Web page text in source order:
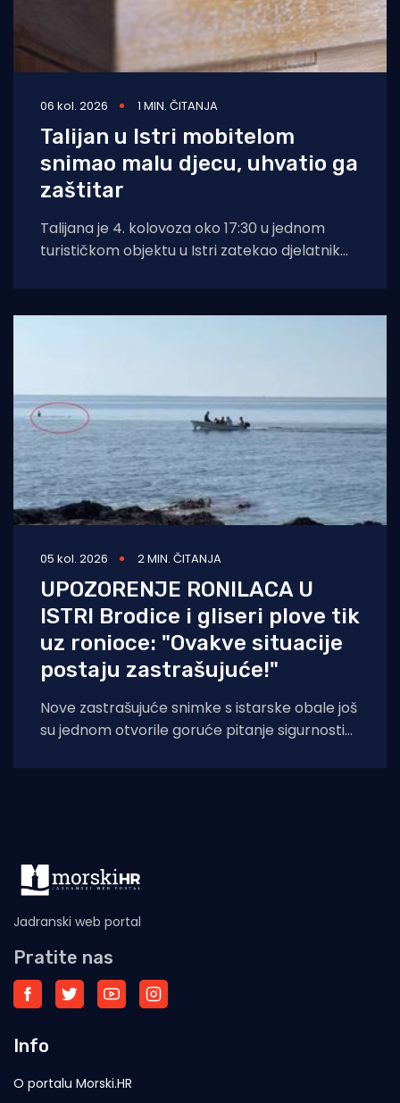
06 kol. 2026 1 MIN. ČITANJA
Talijan u Istri mobitelom
snimao malu djecu, uhvatio ga
zaštitar
Talijana je 4. kolovoza oko 17:30 u jednom
turističkom objektu u Istri zatekao djelatnik
05 kol. 2026 2 MIN. ČITANJA
UPOZORENJE RONILACA U
ISTRI Brodice i gliseri plove tik
uz ronioce: "Ovakve situacije
postaju zastrašujuće!"
Nove zastrašujuće snimke s istarske obale još
su jednom otvorile goruće pitanje sigurnosti
Jadranski web portal
Pratite nas
Info
O portalu Morski.HR